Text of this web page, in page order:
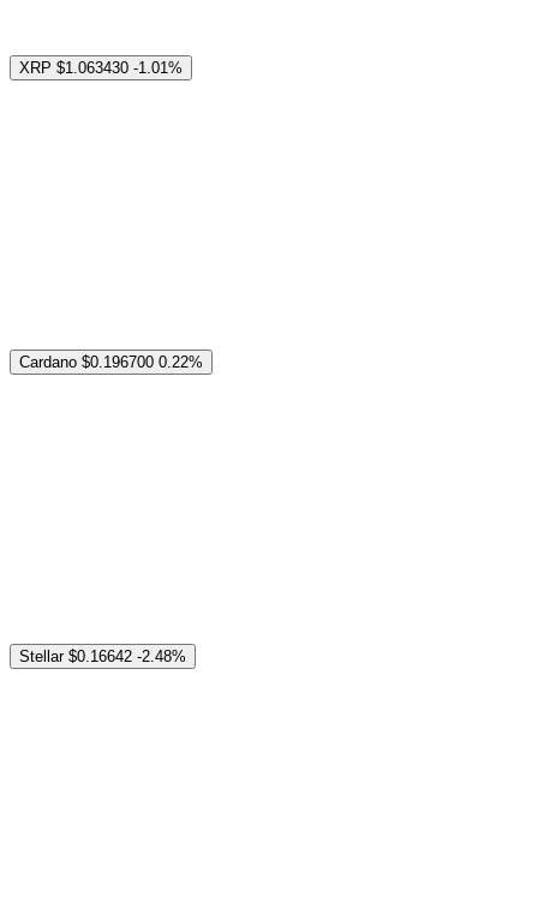
XRP $1.063430 -1.01%
Cardano $0.196700 0.22%
Stellar $0.16642 -2.48%